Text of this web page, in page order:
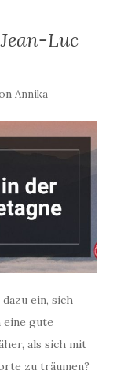
Luc
Annika
ein, sich
eine gute
als sich mit
zu träumen?